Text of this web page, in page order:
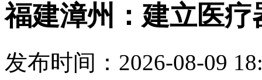
福建漳州：建立医
发布时间：2026-08-09